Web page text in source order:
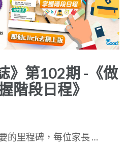
》第102期 -《做
階段日程》
的里程碑，每位家長 …